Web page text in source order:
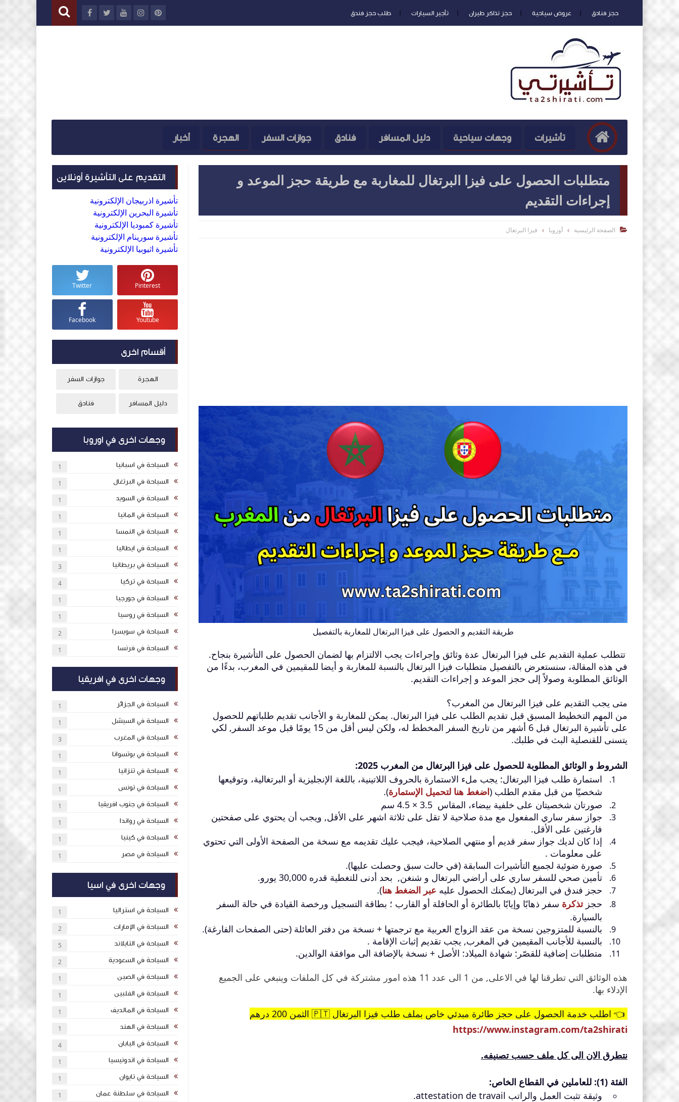
حجز فنادق عروض سياحية حجز تذاكر طيران تأجير السيارات طلب حجز فندق
تأشيرات وجهات سياحية دليل المسافر فنادق جوازات السفر الهجرة أخبار
متطلبات الحصول على فيزا البرتغال للمغاربة مع طريقة حجز الموعد و
إجراءات التقديم
 الصفحة الرئيسية أوروبا فيزا البرتغال
طريقة التقديم و الحصول على فيزا البرتغال للمغاربة بالتفصيل
تتطلب عملية التقديم على فيزا البرتغال عدة وثائق وإجراءات يجب الالتزام بها لضمان الحصول على التأشيرة بنجاح.
في هذه المقالة، سنستعرض بالتفصيل متطلبات فيزا البرتغال بالنسبة للمغاربة و أيضا للمقيمين في المغرب، بدءًا من
الوثائق المطلوبة وصولاً إلى حجز الموعد و إجراءات التقديم.
متى يجب التقديم على فيزا البرتغال من المغرب؟
من المهم التخطيط المسبق قبل تقديم الطلب على فيزا البرتغال. يمكن للمغاربة و الأجانب تقديم طلباتهم للحصول
على تأشيرة البرتغال قبل 6 أشهر من تاريخ السفر المخطط له، ولكن ليس أقل من 15 يومًا قبل موعد السفر, لكي
يتسنى للقنصلية البث في طلبك.
الشروط و الوثائق المطلوبة للحصول على فيزا البرتغال من المغرب 2025:
استمارة طلب فيزا البرتغال: يجب ملء الاستمارة بالحروف اللاتينية، باللغة الإنجليزية أو البرتغالية، وتوقيعها
شخصيًا من قبل مقدم الطلب (اضغط هنا لتحميل الإستمارة).
صورتان شخصيتان على خلفية بيضاء، المقاس 3.5 × 4.5 سم
جواز سفر ساري المفعول مع مدة صلاحية لا تقل على ثلاثة اشهر على الأقل, ويجب أن يحتوي على صفحتين
فارغتين على الأقل.
إذا كان لديك جواز سفر قديم أو منتهي الصلاحية، فيجب عليك تقديمه مع نسخة من الصفحة الأولى التي تحتوي
على معلومات .
صورة ضوئية لجميع التأشيرات السابقة (في حالت سبق وحصلت عليها).
تأمين صحي للسفر ساري على أراضي البرتغال و شنغن, بحد أدنى للتغطية قدره 30,000 يورو.
حجز فندق في البرتغال (يمكنك الحصول عليه عبر الضغط هنا).
حجزتذكرة سفر ذهابًا وإيابًا بالطائرة أو الحافلة أو القارب ؛ بطاقة التسجيل ورخصة القيادة في حالة السفر
بالسيارة.
بالنسبة للمتزوجين نسخة من عقد الزواج العربية مع ترجمتها + نسخة من دفتر العائلة (حتى الصفحات الفارغة).
بالنسبة للأجانب المقيمين في المغرب, يجب تقديم إثبات الإقامة .
متطلبات إضافية للقصّر: شهادة الميلاد: الأصل + نسخة بالإضافة الى موافقة الوالدين.
هذه الوثائق التي تطرقنا لها في الاعلى, من 1 الى عدد 11 هذه امور مشتركة في كل الملفات وينبغي على الجميع
الإدلاء بها.
👈 اطلب خدمة الحصول على حجز طائرة مبدئي خاص بملف طلب فيزا البرتغال 🇵🇹 الثمن 200 درهم
https://www.instagram.com/ta2shirati
نتطرق الان الى كل ملف حسب تصنيفه.
الفئة (1): للعاملين في القطاع الخاص:
وثيقة تثبت العمل والراتب attestation de travail.
التقديم على التأشيرة أونلاين
تأشيرة اذربيجان الإلكترونية
تأشيرة البحرين الإلكترونية
تأشيرة كمبوديا الإلكترونية
تأشيرة سورينام الإلكترونية
تأشيرة اثيوبيا الإلكترونية
Pinterest
Twitter
Youtube
Facebook
أقسام اخرى
الهجرة جوازات السفر
دليل المسافر فنادق
وجهات اخرى في اوروبا
السياحة في اسبانيا 1
السياحة في البرتغال 1
السياحة في السويد 1
السياحة في المانيا 1
السياحة في النمسا 1
السياحة في ايطاليا 1
السياحة في بريطانيا 3
السياحة في تركيا 4
السياحة في جورجيا 1
السياحة في روسيا 1
السياحة في سويسرا 2
السياحة في فرنسا 1
وجهات اخرى في افريقيا
السياحة في الجزائر 1
السياحة في السيشل 1
السياحة في المغرب 3
السياحة في بوتسوانا 1
السياحة في تنزانيا 1
السياحة في تونس 1
السياحة في جنوب افريقيا 1
السياحة في رواندا 1
السياحة في كينيا 1
السياحة في مصر 1
وجهات اخرى في اسيا
السياحة في استراليا 1
السياحة في الإمارات 2
السياحة في التايلاند 5
السياحة في السعودية 2
السياحة في الصين 1
السياحة في الفلبين 1
السياحة في المالديف 1
السياحة في الهند 1
السياحة في اليابان 4
السياحة في اندونيسيا 1
السياحة في تايوان 1
السياحة في سلطنة عمان 1